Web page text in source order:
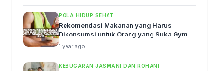
POLA HIDUP SEHAT
Rekomendasi Makanan yang Harus
Dikonsumsi untuk Orang yang Suka Gym
1 year ago
KEBUGARAN JASMANI DAN ROHANI